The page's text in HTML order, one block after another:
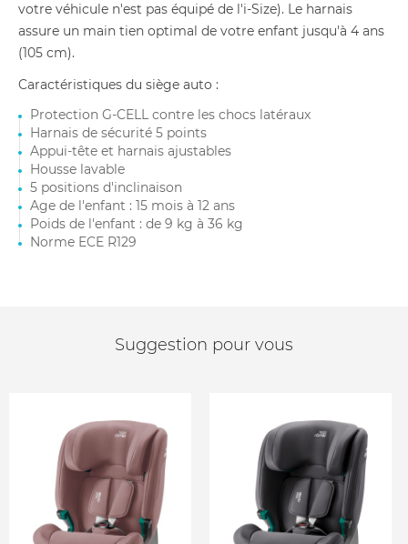
votre véhicule n'est pas équipé de l'i-Size). Le harnais
assure un main tien optimal de votre enfant jusqu'à 4 ans
(105 cm).
Caractéristiques du siège auto :
Protection G-CELL contre les chocs latéraux
Harnais de sécurité 5 points
Appui-tête et harnais ajustables
Housse lavable
5 positions d'inclinaison
Age de l'enfant : 15 mois à 12 ans
Poids de l'enfant : de 9 kg à 36 kg
Norme ECE R129
Suggestion pour vous